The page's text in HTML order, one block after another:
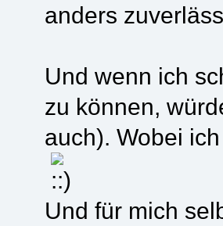
anders
Und wenn ich
zu können,
auch). Wobei
Und für mich